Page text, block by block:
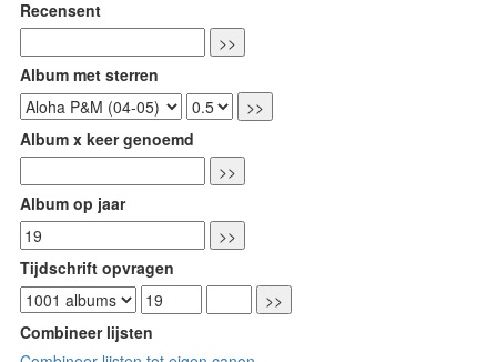
Recensent
Album met sterren
Album x keer genoemd
Album op jaar
Tijdschrift opvragen
Combineer lijsten